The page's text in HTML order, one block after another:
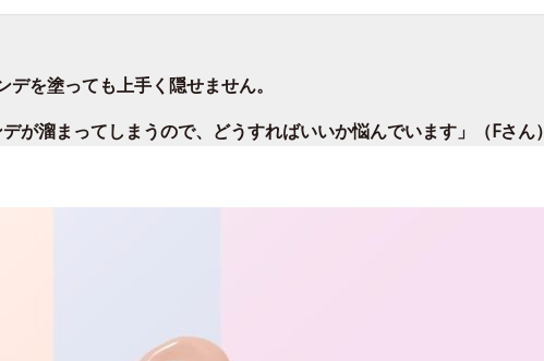
を塗っても上手く隠せません。
が溜まってしまうので、どうすればいいか悩んでいます」（Fさん）